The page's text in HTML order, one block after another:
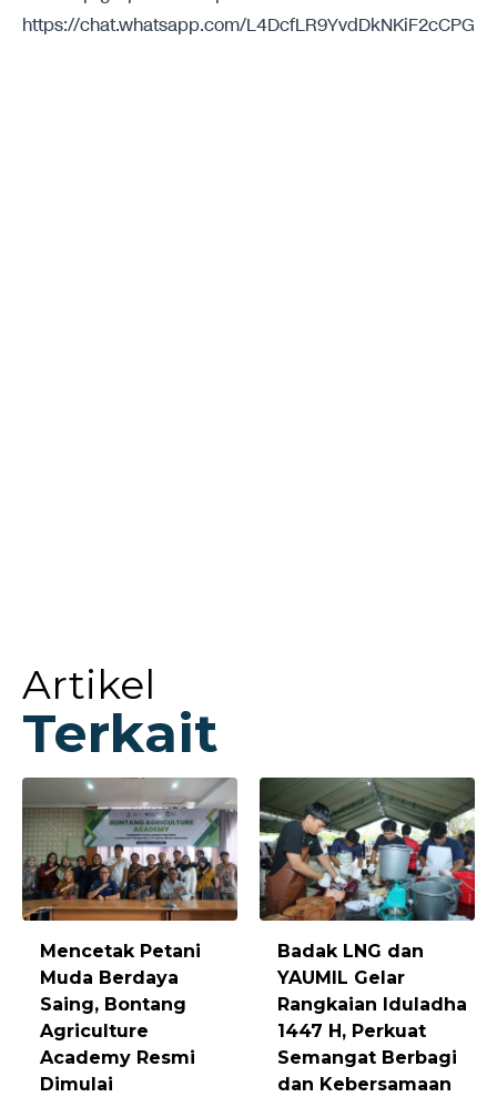
https://chat.whatsapp.com/L4DcfLR9YvdDkNKiF2cCPG
Artikel
Terkait
Mencetak Petani
Muda Berdaya
Saing, Bontang
Agriculture
Academy Resmi
Dimulai
Badak LNG dan
YAUMIL Gelar
Rangkaian Iduladha
1447 H, Perkuat
Semangat Berbagi
dan Kebersamaan